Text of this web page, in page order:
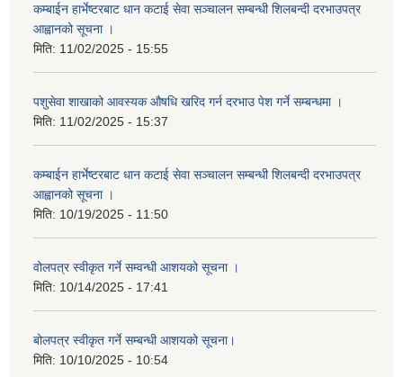
कम्बाईन हार्भेष्टरबाट धान कटाई सेवा सञ्चालन सम्बन्धी शिलबन्दी दरभाउपत्र
आह्वानको सूचना ।
मिति: 11/02/2025 - 15:55
पशुसेवा शाखाको आवस्यक औषधि खरिद गर्न दरभाउ पेश गर्ने सम्बन्धमा ।
मिति: 11/02/2025 - 15:37
कम्बाईन हार्भेष्टरबाट धान कटाई सेवा सञ्चालन सम्बन्धी शिलबन्दी दरभाउपत्र
आह्वानको सूचना ।
मिति: 10/19/2025 - 11:50
वोलपत्र स्वीकृत गर्ने सम्वन्धी आशयको सूचना ।
मिति: 10/14/2025 - 17:41
बोलपत्र स्वीकृत गर्ने सम्बन्धी आशयको सूचना।
मिति: 10/10/2025 - 10:54